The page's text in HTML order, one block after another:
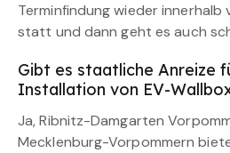
Terminfindung wieder innerhalb
statt und dann geht es auch
Gibt es staatliche Anreize
Installation von EV-
Ja, Ribnitz-Damgarten
Mecklenburg-Vorpommern